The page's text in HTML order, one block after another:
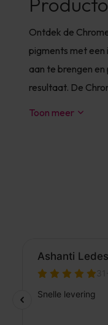
Ontdek de
pigments met een
aan te brengen
resultaat. De
Toon meer